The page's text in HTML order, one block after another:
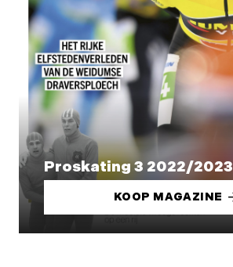
Proskating 3 2022/2023
KOOP MAGAZINE